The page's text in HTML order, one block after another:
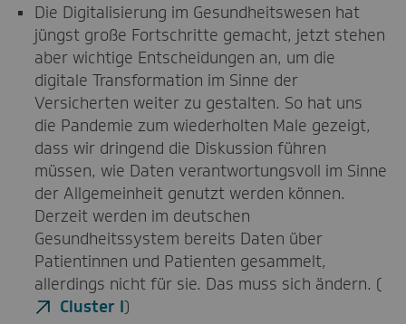
Die Digitalisierung im Gesundheitswesen hat
jüngst große Fortschritte gemacht, jetzt stehen
aber wichtige Entscheidungen an, um die
digitale Transformation im Sinne der
Versicherten weiter zu gestalten. So hat uns
die Pandemie zum wiederholten Male gezeigt,
dass wir dringend die Diskussion führen
müssen, wie Daten verantwortungsvoll im Sinne
der Allgemeinheit genutzt werden können.
Derzeit werden im deutschen
Gesundheitssystem bereits Daten über
Patientinnen und Patienten gesammelt,
allerdings nicht für sie. Das muss sich ändern. (
Cluster I)